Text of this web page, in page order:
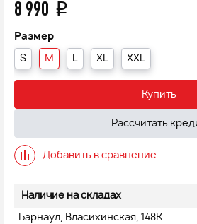
8 990 q
Размер
S M L XL XXL
Купить
Рассчитать
Добавить в сравнение
Наличие на складах
Барнаул, Власихинская, 148К